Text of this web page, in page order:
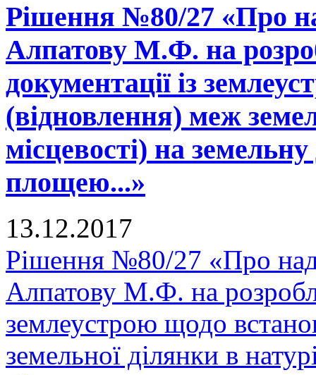
Рішення №80/27 «Про
Алпатову М.Ф. на
документації із
(відновлення) меж
місцевості) на
площею...»
13.12.2017
Рішення №80/27 «Про
Алпатову М.Ф. на
землеустрою щодо
земельної ділянки в